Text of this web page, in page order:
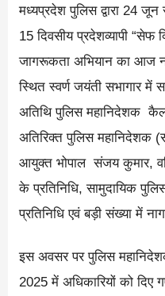
मध्यप्रदेश पुलिस द्वारा 24
15 दिवसीय प्रदेशव्यापी “सेफ
जागरूकता अभियान का आज
स्थित स्वर्ण जयंती सभागार
अतिथि पुलिस महानिदेशक
अतिरिक्त पुलिस महानिदेशक
आयुक्त भोपाल संजय कुमार,
के प्रतिनिधि, सामुदायिक
प्रतिनिधि एवं बड़ी संख्या में
इस अवसर पर पुलिस
2025 में अधिकारियों को दिए